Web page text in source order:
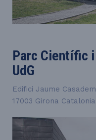
Parc Científic
UdG
Edifici Jaume
17003 Girona